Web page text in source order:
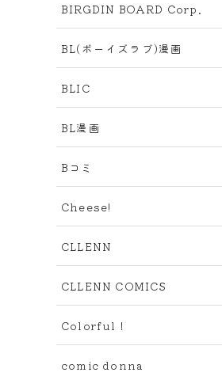
BIRGDIN BOARD Corp.
BL(ボーイズラブ)漫画
BLIC
BL漫画
Bコミ
Cheese!
CLLENN
CLLENN COMICS
Colorful！
comic donna